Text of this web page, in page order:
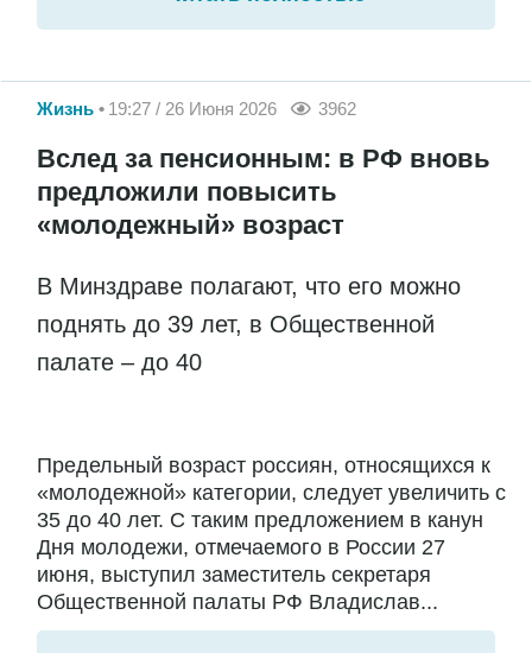
Жизнь 19:27 / 26 Июня 2026 3962
Вслед за пенсионным: в РФ вновь
предложили повысить
«молодежный» возраст
В Минздраве полагают, что его можно
поднять до 39 лет, в Общественной
палате – до 40
Предельный возраст россиян, относящихся к
«молодежной» категории, следует увеличить с
35 до 40 лет. С таким предложением в канун
Дня молодежи, отмечаемого в России 27
июня, выступил заместитель секретаря
Общественной палаты РФ Владислав...